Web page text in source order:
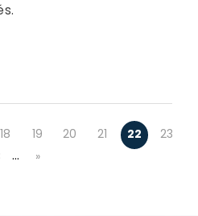
18 19 20 21 22
23
… »